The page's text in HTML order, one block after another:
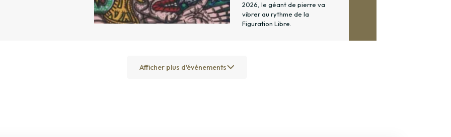
2026, le géant de pierre va
vibrer au rythme de la
Figuration Libre.
Afficher plus d'évènements